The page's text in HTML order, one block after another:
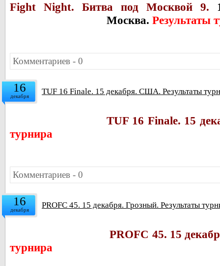
Fight Night. Битва под Москвой 9.
Москва. Результаты
Комментариев - 0
16
декабря TUF 16 Finale. 15 декабря. США. Результаты
TUF 16 Finale. 15
турнира
Комментариев - 0
16
декабря PROFC 45. 15 декабря. Грозный. Результаты
PROFC 45. 15
турнира